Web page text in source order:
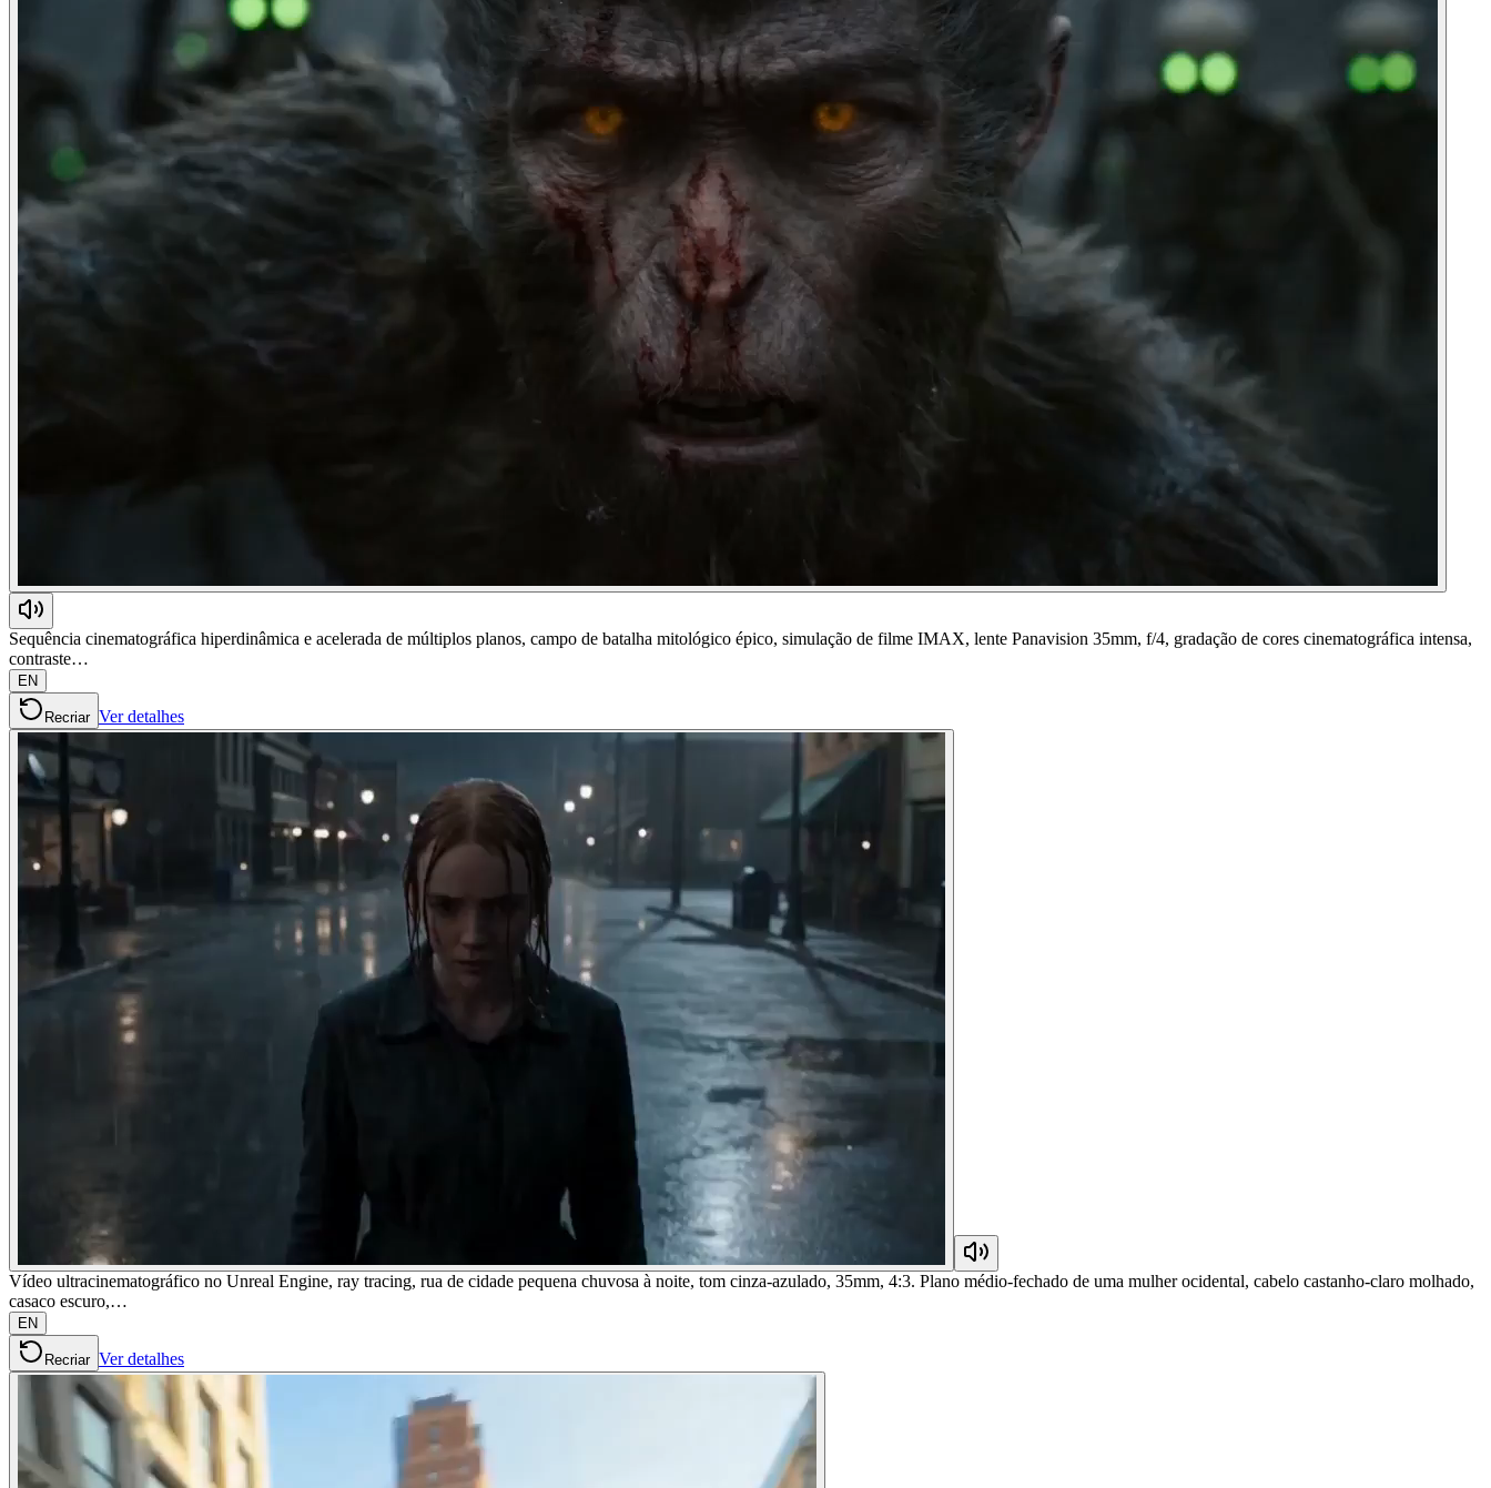
Sequência cinematográfica hiperdinâmica e acelerada de múltiplos planos, campo de batalha mitológico épico, simulação de filme IMAX, lente Panavision 35mm, f/4, gradação de cores cinematográfica intensa,
contraste…
EN
Recriar Ver detalhes
Vídeo ultracinematográfico no Unreal Engine, ray tracing, rua de cidade pequena chuvosa à noite, tom cinza-azulado, 35mm, 4:3. Plano médio-fechado de uma mulher ocidental, cabelo castanho-claro molhado,
casaco escuro,…
EN
Recriar Ver detalhes